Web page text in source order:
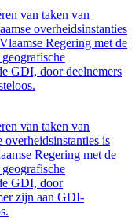
van taken van
overheidsinstanties
Regering met de
GDI, door deelnemers
van taken van
overheidsinstanties is
Regering met de
GDI, door
zijn aan GDI-